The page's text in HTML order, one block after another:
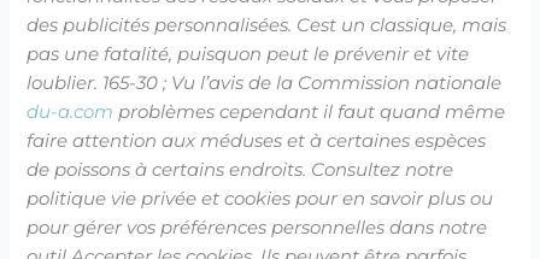
des publicités personnalisées. Cest un classique, mais
pas une fatalité, puisquon peut le prévenir et vite
loublier. 165-30 ; Vu l’avis de la Commission nationale
du-a.com problèmes cependant il faut quand même
faire attention aux méduses et à certaines espèces
de poissons à certains endroits. Consultez notre
politique vie privée et cookies pour en savoir plus ou
pour gérer vos préférences personnelles dans notre